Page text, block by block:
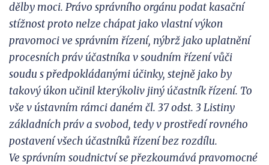
dělby moci. Právo správního orgánu podat kasační
stížnost proto nelze chápat jako vlastní výkon
pravomoci ve správním řízení, nýbrž jako uplatnění
procesních práv účastníka vsoudním řízení vůči
soudu spředpokládanými účinky, stejně jako by
takový úkon učinil kterýkoliv jiný účastník řízení. To
vše v ústavním rámci daném čl. 37 odst. 3 Listiny
základních práv a svobod, tedy vprostředí rovného
postavení všech účastníků řízení bez rozdílu.
Ve správním soudnictví se přezkoumává pravomocné